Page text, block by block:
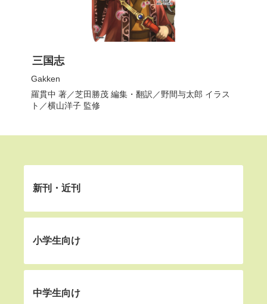
三国志
Gakken
羅貫中 著／芝田勝茂編集・翻訳／野間与太郎 イラス
ト／横山洋子監修
新刊・近刊
小学生向け
中学生向け